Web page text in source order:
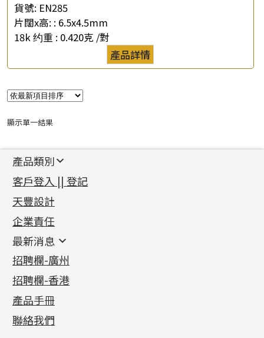
貨號: EN285
片闊x高: : 6.5x4.5mm
18k 约重 : 0.420克 /對
產品詳情
*聯絡電話
查詢以下產品
顯示單一結果
產品類別
新產品
足金系列
足金配件
機織鏈系列
珠仔鏈
镶口链
管狀網鏈
十字車花鏈系列
十字閃O鏈系列
十字錘打鏈系列
側身車花鏈系列
側身鏈系列
首飾配件
耳環類配件
卷迫系列
螺絲迫系列
梅花迫系列
平臺迫系列
綫拍系列
美拍系列
鏈類配件
動感車花吊墜
調節珠系列
生圈扣系列
龍蝦扣系列
鴨俐制系列
其他類配件
珠盤系列
袖口鈕系列
焊片及鐳射綫
空心車花管
珠類配件
無孔光身珠
空心光身珠
無孔批花珠
鑲口類
四爪頭系列
六爪頭系列
車花片
動感車花片
鑲口戒指
鑲口手鏈系列
首飾系列
手镯系列
戒指系列
空心耳環
空心车花管首饰链
空心手鐲系列
貴金屬原料
千足金
記憶金屬系列
記憶戒指
拉簧珠珠手鏈
記憶鈦手鐲
客戶登入 || 登記
天豐設計
企業責任
最新消息
最新消息
各項證書(2)
相片集(9)
展覽會資訊
最新產品資訊
招聘欄-廣州
招聘欄-香港
產品手冊
聯絡我們